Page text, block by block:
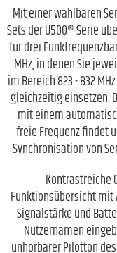
Mit einer wählbaren
Sets der U500®-Serie
für drei
MHz, in denen Sie
im Bereich 823 - 832
gleichzeitig einsetzen.
mit einem
freie Frequenz findet
Synchronisation von
Kontrastreiche
Funktionsübersicht mit
Signalstärke und
Nutzernamen
unhörbarer Pilotton